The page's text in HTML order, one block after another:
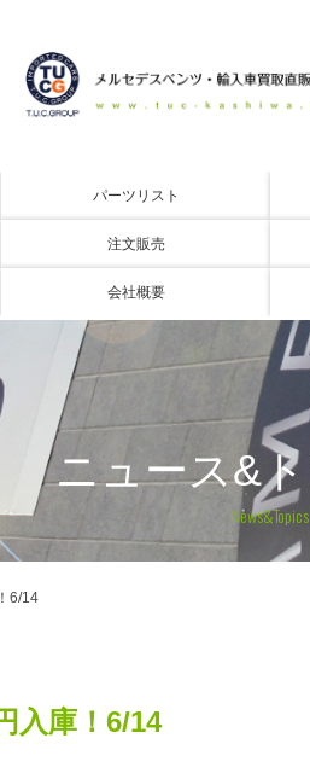
パーツリスト
注文販売
会社概要
ニュース&
News&Topics
6/14
入庫！6/14